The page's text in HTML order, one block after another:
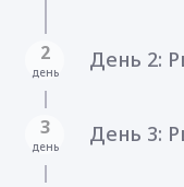
2
день День 2:
3
день День 3: